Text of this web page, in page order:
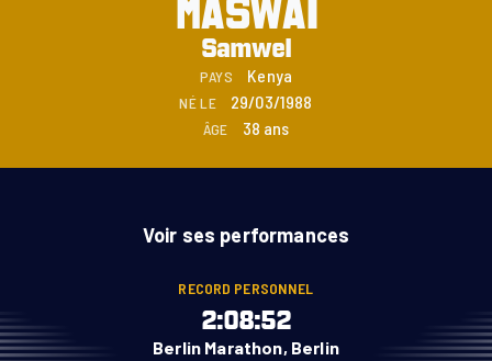
MASWAI
Samwel
PAYS Kenya
NÉ LE 29/03/1988
ÂGE 38 ans
Voir ses performances
RECORD PERSONNEL
2:08:52
Berlin Marathon, Berlin